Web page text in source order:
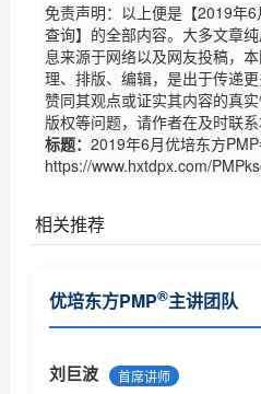
免责声明：以上便是【2019年
查询】的全部内容。大多文章
息来源于网络以及网友投稿，
理、排版、编辑，是出于传递
赞同其观点或证实其内容的真
版权等问题，请作者在及时联
标题： 2019年6月优培东方
https://www.hxtdpx.com/
相关推荐
喜讯：广州2016年3月
喜讯：广州2016年9月PMP®
优培东方PMP®主讲团队
刘巨波 首席讲师